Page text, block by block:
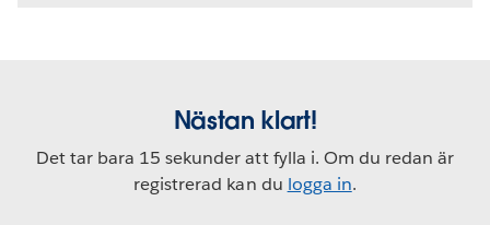
Nästan klart!
Det tar bara 15 sekunder att fylla i. Om du redan är
registrerad kan du logga in.